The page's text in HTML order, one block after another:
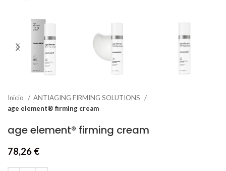
Inicio
ANTIAGING FIRMING SOLUTIONS
age element® firming cream
age element® firming cream
78,26 €